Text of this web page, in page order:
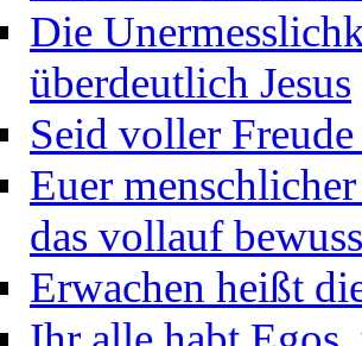
Die
überdeutlich Jesus
Seid voller
Euer
das vollauf
Erwachen heißt